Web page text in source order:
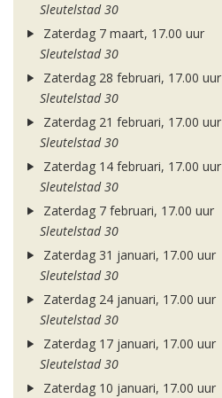
Sleutelstad 30
Zaterdag 7 maart, 17.00 uur
Sleutelstad 30
Zaterdag 28 februari, 17.00 uur
Sleutelstad 30
Zaterdag 21 februari, 17.00 uur
Sleutelstad 30
Zaterdag 14 februari, 17.00 uur
Sleutelstad 30
Zaterdag 7 februari, 17.00 uur
Sleutelstad 30
Zaterdag 31 januari, 17.00 uur
Sleutelstad 30
Zaterdag 24 januari, 17.00 uur
Sleutelstad 30
Zaterdag 17 januari, 17.00 uur
Sleutelstad 30
Zaterdag 10 januari, 17.00 uur